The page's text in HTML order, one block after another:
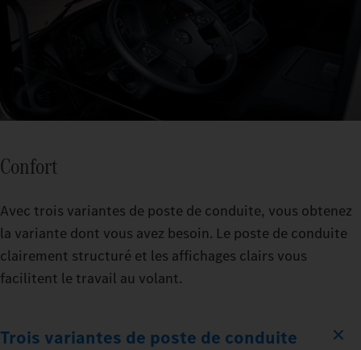
Confort
Avec trois variantes de poste de conduite, vous obtenez
la variante dont vous avez besoin. Le poste de conduite
clairement structuré et les affichages clairs vous
facilitent le travail au volant.
Trois variantes de poste de conduite